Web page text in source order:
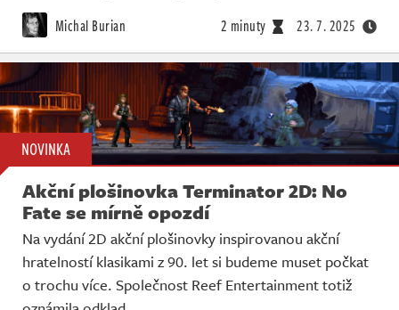
Michal Burian 2 minuty 23. 7. 2025
NOVINKA
Akční plošinovka Terminator 2D: No
Fate se mírně opozdí
Na vydání 2D akční plošinovky inspirovanou akční
hratelností klasikami z 90. let si budeme muset počkat
o trochu více. Společnost Reef Entertainment totiž